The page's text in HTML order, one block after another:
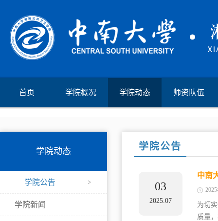
首页 学院概况 学院动态 师资队伍
学院动态
学院公告
学院新闻
学院公告
03
2025.07
中南
为切
质量